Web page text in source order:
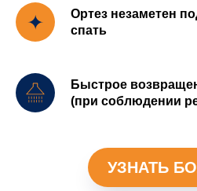
Ортез незаметен
спать
Быстрое
(при соблюдении
УЗНАТЬ